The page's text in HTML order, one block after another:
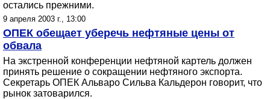
остались прежними.
9 апреля 2003 г., 13:00
ОПЕК обещает уберечь нефтяные цены от
обвала
На экстренной конференции нефтяной картель должен
принять решение о сокращении нефтяного экспорта.
Секретарь ОПЕК Альваро Сильва Кальдерон говорит, что
рынок затоварился.